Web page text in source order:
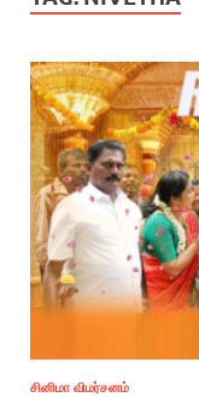
சினிமா விமர்சனம்